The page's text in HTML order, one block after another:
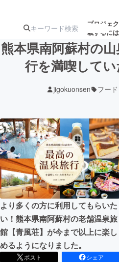
プロジェ
載するには
ターン
ジェクト
アート・写真
テクノロジー・ガジェ
映像・映画
ビジネス・起業
まちづくり・地域活性化
熊本県南阿蘇村の
行を満喫してい
jigokuonsen フー
より多くの方に利用してもらいた
い！熊本県南阿蘇村の老舗温泉旅
館【青風荘】が今まで以上に楽し
めるようになりました。
ポスト
シェア